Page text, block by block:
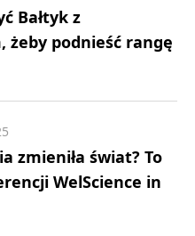
Bałtyk z
żeby podnieść rangę
zmieniła świat? To
WelScience in